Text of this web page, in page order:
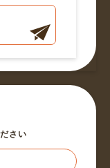
さい